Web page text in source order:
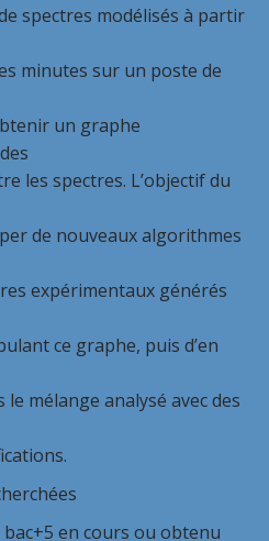
spectres modélisés à partir
minutes sur un poste de
un graphe
les spectres. L’objectif du
de nouveaux algorithmes
expérimentaux générés
ce graphe, puis d’en
mélange analysé avec des
en cours ou obtenu